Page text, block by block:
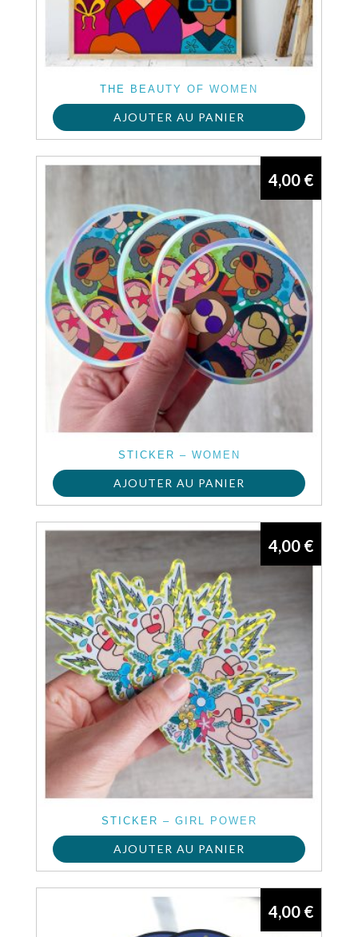
THE BEAUTY OF WOMEN
AJOUTER AU PANIER
STICKER – WOMEN
4,00 €
AJOUTER AU PANIER
STICKER – GIRL POWER
4,00 €
AJOUTER AU PANIER
4,00 €